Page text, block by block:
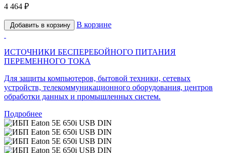
4 464 ₽
Добавить в корзину В корзине
ИСТОЧНИКИ БЕСПЕРЕБОЙНОГО ПИТАНИЯ
ПЕРЕМЕННОГО ТОКА
Для защиты компьютеров, бытовой техники, сетевых
устройств, телекоммуникационного оборудования, центров
обработки данных и промышленных систем.
Подробнее